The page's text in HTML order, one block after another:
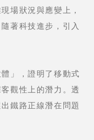
場狀況與應變上，
著科技進步，引入
」，證明了移動式
觀性上的潛力。透
鐵路正線潛在問題